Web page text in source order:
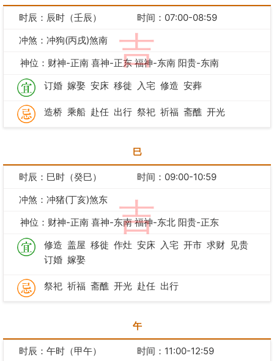
吉
时辰：辰时（壬辰）
时间：07:00-08:59
冲煞：冲狗(丙戌)煞南
神位：财神-正南 喜神-正东 福神-东南 阳贵-东南
订婚 嫁娶 安床 移徙 入宅 修造 安葬
造桥 乘船 赴任 出行 祭祀 祈福 斋醮 开光
巳
吉
时辰：巳时（癸巳）
时间：09:00-10:59
冲煞：冲猪(丁亥)煞东
神位：财神-正南 喜神-东南 福神-东北 阳贵-正东
修造 盖屋 移徙 作灶 安床 入宅 开市 求财 见贵
订婚 嫁娶
祭祀 祈福 斋醮 开光 赴任 出行
午
时辰：午时（甲午）
时间：11:00-12:59